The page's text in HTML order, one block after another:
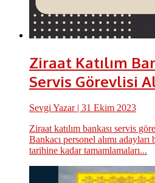
Ziraat Katılım
Servis Görevlisi
Sevgi Yazar| 31 Ekim 2023
Ziraat katılım bankası servis
Bankacı personel alımı
tarihine kadar tamamlamaları...